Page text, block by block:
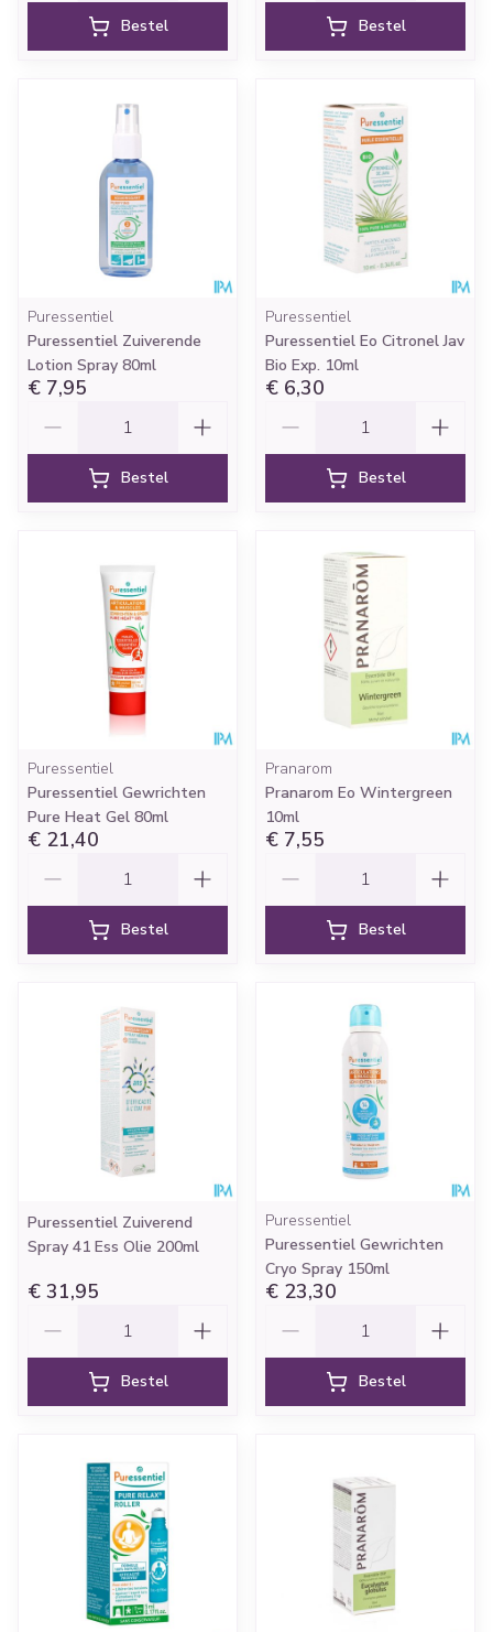
Bestel Bestel
Puressentiel
Puressentiel Zuiverende
Lotion Spray 80ml
€ 7,95
Bestel
Puressentiel
Puressentiel Eo Citronel Jav
Bio Exp. 10ml
€ 6,30
Bestel
Puressentiel
Puressentiel Gewrichten
Pure Heat Gel 80ml
€ 21,40
Bestel
Pranarom
Pranarom Eo Wintergreen
10ml
€ 7,55
Bestel
Puressentiel Zuiverend
Spray 41 Ess Olie 200ml
€ 31,95
Bestel
Puressentiel
Puressentiel Gewrichten
Cryo Spray 150ml
€ 23,30
Bestel